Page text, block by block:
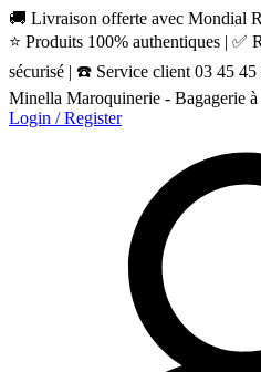
🚚 Livraison offerte avec Mondial
⭐ Produits 100% authentiques | ✅
sécurisé | ☎️ Service client 03 45 45
Minella Maroquinerie - Bagagerie
Login / Register